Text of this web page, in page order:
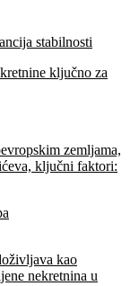
stabilnosti
ključno za
zemljama,
ključni faktori:
kao
nekretnina u